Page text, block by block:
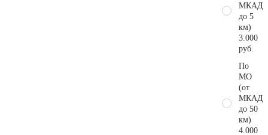
МКАД
до 5
км)
3.000
руб.
По
МО
(от
МКАД
до 50
км)
4.000